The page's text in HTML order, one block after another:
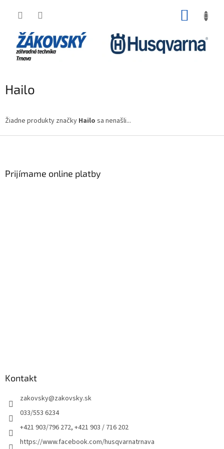
Hailo
Žiadne produkty značky Hailo sa nenašli...
Prijímame online platby
Kontakt
zakovsky@zakovsky.sk
033/553 6234
+421 903/796 272, +421 903 / 716 202
https://www.facebook.com/husqvarnatrnava